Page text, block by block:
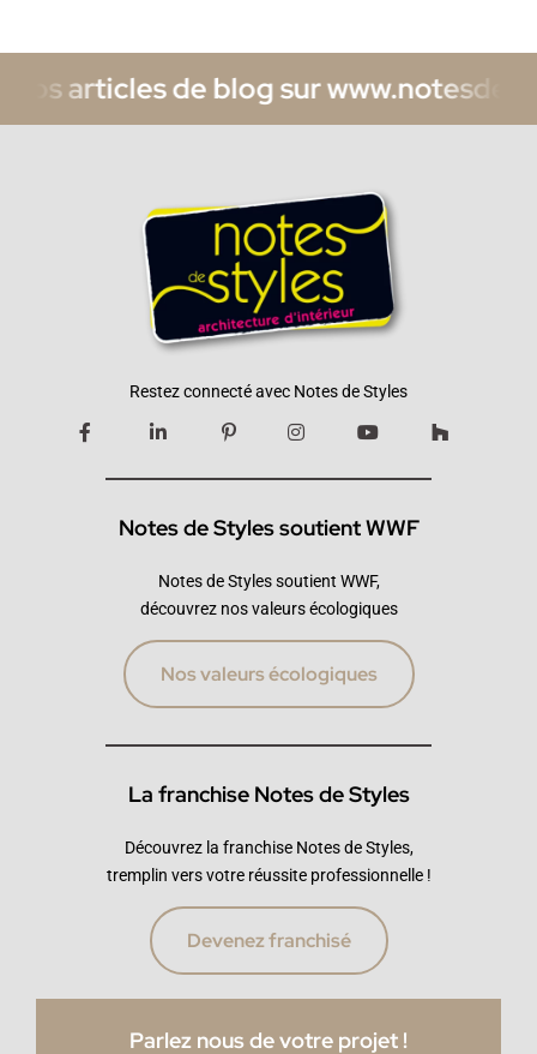
de blog sur
Restez connecté avec Notes de Styles
Notes de Styles soutient WWF
Notes de Styles soutient WWF,
découvrez nos valeurs écologiques
Nos valeurs écologiques
La franchise Notes de Styles
Découvrez la franchise Notes de Styles,
tremplin vers votre réussite professionnelle !
Devenez franchisé
Parlez nous de votre projet !